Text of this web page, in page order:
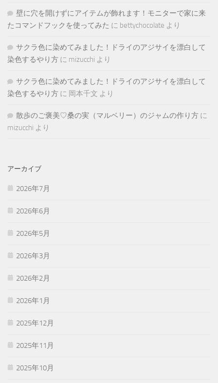
壁に穴を開けずにアイテムが飾れます！モニターで家に来
たコマンドフックを使ってみた に bettychocolate より
サクラ色に染めてみました！ドライのアジサイを漂白して
染色するやり方 に mizucchi より
サクラ色に染めてみました！ドライのアジサイを漂白して
染色するやり方 に 岡本千文 より
散歩のご褒美♡桑の実（マルベリー）のジャムの作り方 に
mizucchi より
アーカイブ
2026年7月
2026年6月
2026年5月
2026年3月
2026年2月
2026年1月
2025年12月
2025年11月
2025年10月